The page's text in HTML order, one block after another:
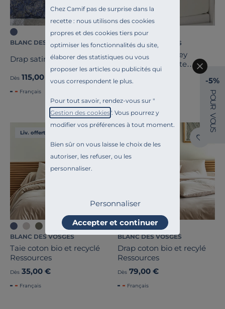
Chez Camif pas de surprise dans la
recette : nous utilisons des cookies
propres et des cookies tiers pour
optimiser les fonctionnalités du site,
élaborer des statistiques ou vous
proposer les articles ou publicités qui
vous correspondent le plus.
Pour tout savoir, rendez-vous sur "
Gestion des cookies". Vous pourrez y
modifier vos préférences à tout moment.
Bien sûr on vous laisse le choix de les
autoriser, les refuser, ou les
personnaliser.
Personnaliser
Accepter et continuer
BLANC DES VOSGES
Drap satin Elixir
Dès 115,00 €
Français
BLANC DES VOSGES
Drap housse jersey
extensible Planète
BLANC DES VOSGES
Dès 55,00 €
Liv. offerte
BLANC DES VOSGES
Taie coton bio et recyclé
Ressources
Dès 35,00 €
Français
BLANC DES VOSGES
Drap coton bio et recylé
Ressources
Dès 79,00 €
Français
-5%
P
O
U
R
V
O
U
S